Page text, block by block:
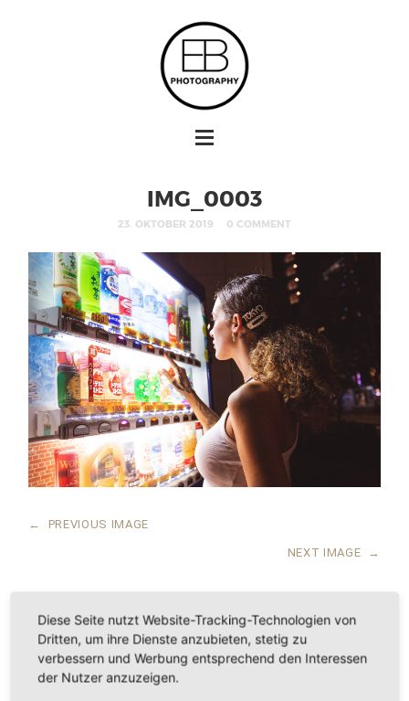
IMG_0003
23. OKTOBER 2019 0 COMMENT
← PREVIOUS IMAGE
NEXT IMAGE →
LEAVE A COMMENT
Diese Seite nutzt Website-Tracking-Technologien von
Dritten, um ihre Dienste anzubieten, stetig zu
verbessern und Werbung entsprechend den Interessen
der Nutzer anzuzeigen.